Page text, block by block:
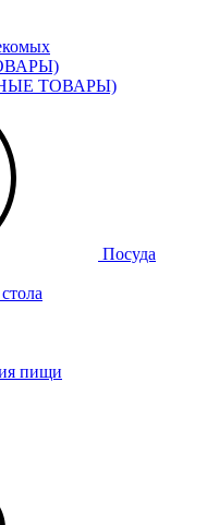
ТОВАРЫ)
Посуда
пищи